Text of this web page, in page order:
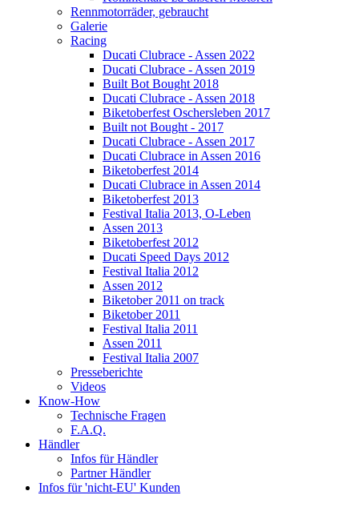
Rennmotorräder, gebraucht
Galerie
Racing
Ducati Clubrace - Assen 2022
Ducati Clubrace - Assen 2019
Built Bot Bought 2018
Ducati Clubrace - Assen 2018
Biketoberfest Oschersleben 2017
Built not Bought - 2017
Ducati Clubrace - Assen 2017
Ducati Clubrace in Assen 2016
Biketoberfest 2014
Ducati Clubrace in Assen 2014
Biketoberfest 2013
Festival Italia 2013, O-Leben
Assen 2013
Biketoberfest 2012
Ducati Speed Days 2012
Festival Italia 2012
Assen 2012
Biketober 2011 on track
Biketober 2011
Festival Italia 2011
Assen 2011
Festival Italia 2007
Presseberichte
Videos
Know-How
Technische Fragen
F.A.Q.
Händler
Infos für Händler
Partner Händler
Infos für 'nicht-EU' Kunden